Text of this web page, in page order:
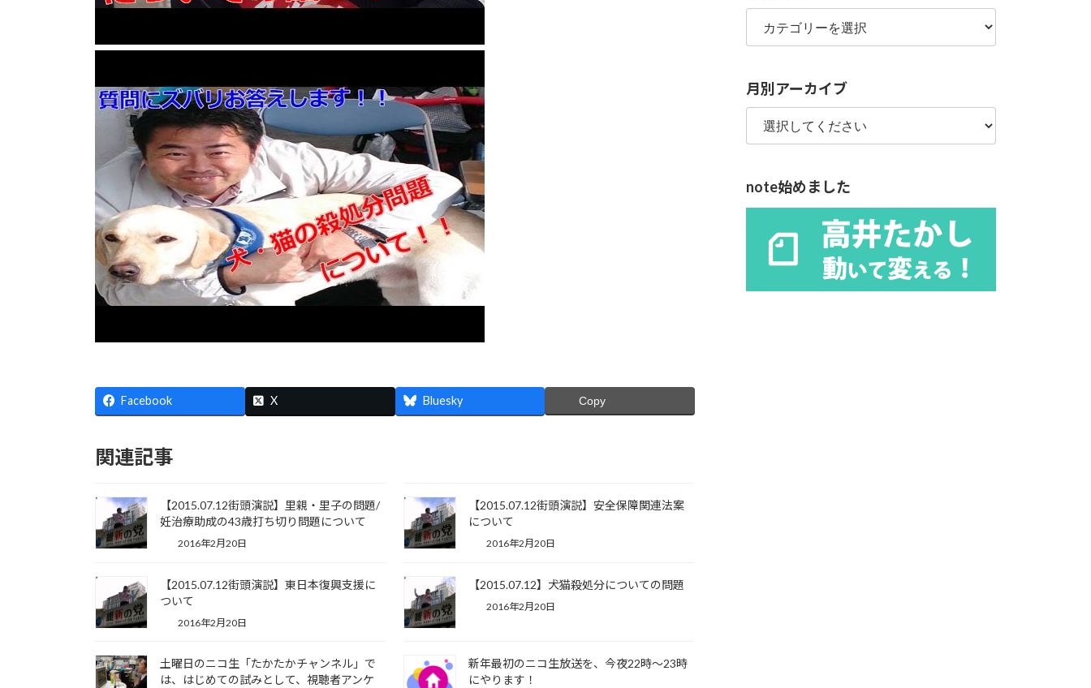
Facebook X Bluesky Copy
関連記事
【2015.07.12街頭演説】里親・里子の問題/
妊治療助成の43歳打ち切り問題について
2016年2月20日
【2015.07.12街頭演説】安全保障関連法案
について
2016年2月20日
【2015.07.12街頭演説】東日本復興支援に
ついて
2016年2月20日
【2015.07.12】犬猫殺処分についての問題
2016年2月20日
土曜日のニコ生「たかたかチャンネル」で
は、はじめての試みとして、視聴者アンケ
新年最初のニコ生放送を、今夜22時～23時
にやります！
カ
ゴ
ー
月別アーカイブ
note始めました